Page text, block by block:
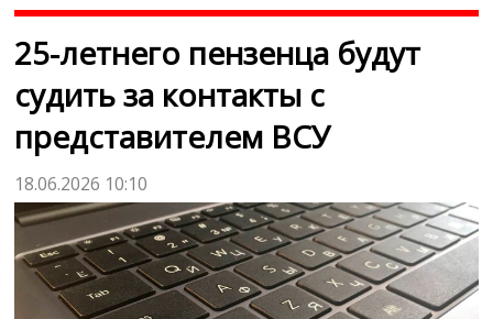
25-летнего пензенца будут
судить за контакты с
представителем ВСУ
18.06.2026 10:10